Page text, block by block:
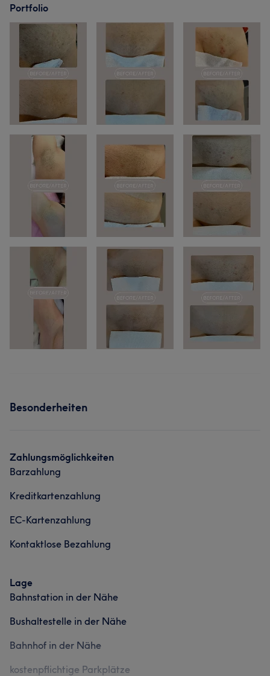
Portfolio
Besonderheiten
Zahlungsmöglichkeiten
Barzahlung
Kreditkartenzahlung
EC-Kartenzahlung
Kontaktlose Bezahlung
Lage
Bahnstation in der Nähe
Bushaltestelle in der Nähe
Bahnhof in der Nähe
kostenpflichtige Parkplätze